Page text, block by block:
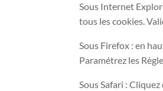
Sous Internet
tous les cookies.
Sous Firefox : en
Paramétrez les
Sous Safari :